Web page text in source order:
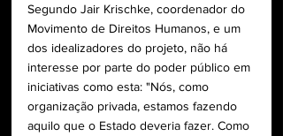
Segundo Jair Krischke, coordenador do
Movimento de Direitos Humanos, e um
dos idealizadores do projeto, não há
interesse por parte do poder público em
iniciativas como esta: "Nós, como
organização privada, estamos fazendo
aquilo que o Estado deveria fazer. Como